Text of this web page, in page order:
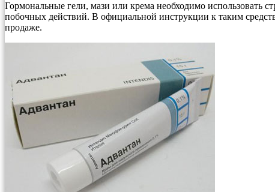
Гормональные гели, мази или крема необходимо использовать
побочных действий. В официальной инструкции к таким
продаже.